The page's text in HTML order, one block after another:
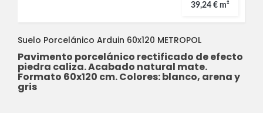
39,24 € m²
Suelo Porcelánico Arduin 60x120 METROPOL
Pavimento porcelánico rectificado de efecto
piedra caliza. Acabado natural mate.
Formato 60x120 cm. Colores: blanco, arena y
gris